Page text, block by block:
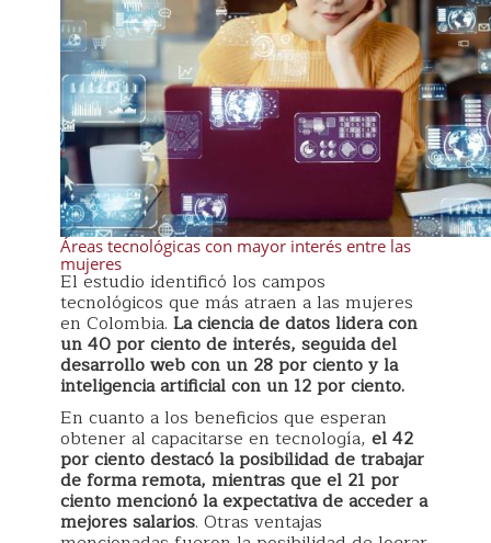
Áreas tecnológicas con mayor interés entre las
mujeres
El estudio identificó los campos
tecnológicos que más atraen a las mujeres
en Colombia. La ciencia de datos lidera con
un 40 por ciento de interés, seguida del
desarrollo web con un 28 por ciento y la
inteligencia artificial con un 12 por ciento.
En cuanto a los beneficios que esperan
obtener al capacitarse en tecnología, el 42
por ciento destacó la posibilidad de trabajar
de forma remota, mientras que el 21 por
ciento mencionó la expectativa de acceder a
mejores salarios. Otras ventajas